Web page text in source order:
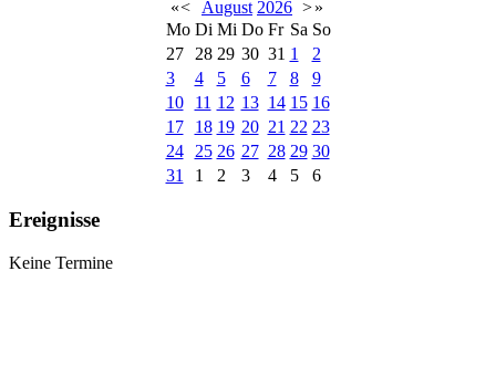
«< August 2026 >»
Mo Di Mi Do Fr Sa So
27
28 29 30 31 1
2
3
4 5 6 7 8
9
10
11 12 13 14 15 16
17
18 19 20 21 22 23
24
25 26 27 28 29 30
31
1 2 3 4 5 6
Ereignisse
Keine Termine